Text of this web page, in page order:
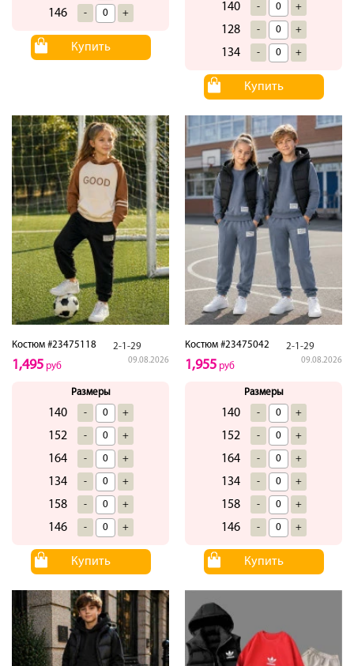
146 - +
Купить
140 - +
128 - +
134 - +
Купить
Костюм #23475118 2-1-29
09.08.2026
1,495 руб
Размеры
140 - +
152 - +
164 - +
134 - +
158 - +
146 - +
Купить
Костюм #23475042 2-1-29
09.08.2026
1,955 руб
Размеры
140 - +
152 - +
164 - +
134 - +
158 - +
146 - +
Купить